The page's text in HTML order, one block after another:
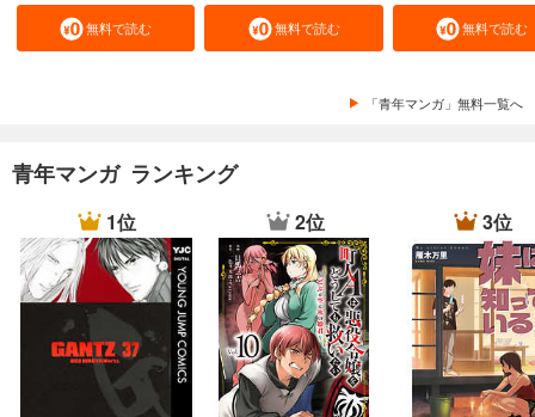
無料で読む 無料で読む 無料で読む
「青年マンガ」無料一覧へ
青年マンガ ランキング
1位 2位 3位